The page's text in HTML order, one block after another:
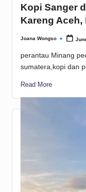
Kopi Sanger
Kareng Aceh,
Posted
Joana Wongso
perantau Minang
sumatera,kopi dan
Read More